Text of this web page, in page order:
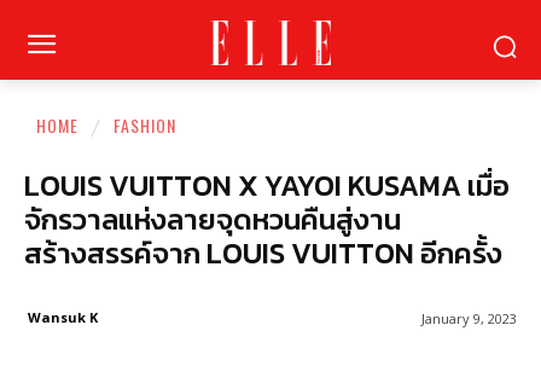
HOME FASHION
LOUIS VUITTON X YAYOI KUSAMA เมื่อ
จักรวาลแห่งลายจุดหวนคืนสู่งาน
สร้างสรรค์จาก LOUIS VUITTON อีกครั้ง
January 9, 2023
Wansuk K